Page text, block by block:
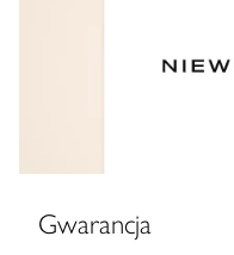
Gwarancja